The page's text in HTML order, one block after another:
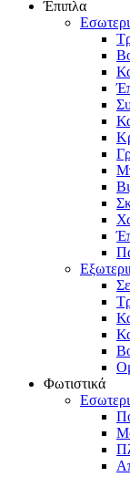
Έπιπλα
Φωτιστικά